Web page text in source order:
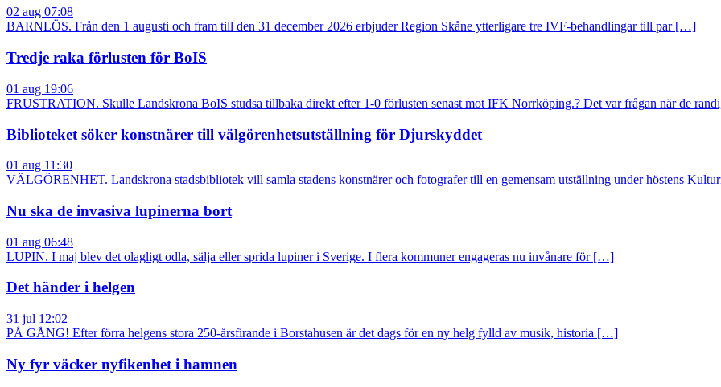
02 aug 07:08
BARNLÖS. Från den 1 augusti och fram till den 31 december 2026 erbjuder Region Skåne ytterligare tre IVF-behandlingar till par […]
Tredje raka förlusten för BoIS
01 aug 19:06
FRUSTRATION. Skulle Landskrona BoIS studsa tillbaka direkt efter 1-0 förlusten senast mot IFK Norrköping.? Det var frågan när de
Biblioteket söker konstnärer till välgörenhetsutställning för Djurskyddet
01 aug 11:30
VÄLGÖRENHET. Landskrona stadsbibliotek vill samla stadens konstnärer och fotografer till en gemensam utställning under höstens
Nu ska de invasiva lupinerna bort
01 aug 06:48
LUPIN. I maj blev det olagligt odla, sälja eller sprida lupiner i Sverige. I flera kommuner engageras nu invånare för […]
Det händer i helgen
31 jul 12:02
PÅ GÅNG! Efter förra helgens stora 250-årsfirande i Borstahusen är det dags för en ny helg fylld av musik, historia […]
Ny fyr väcker nyfikenhet i hamnen